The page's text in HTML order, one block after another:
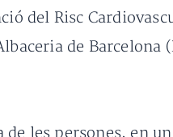
del Risc
de Barcelona